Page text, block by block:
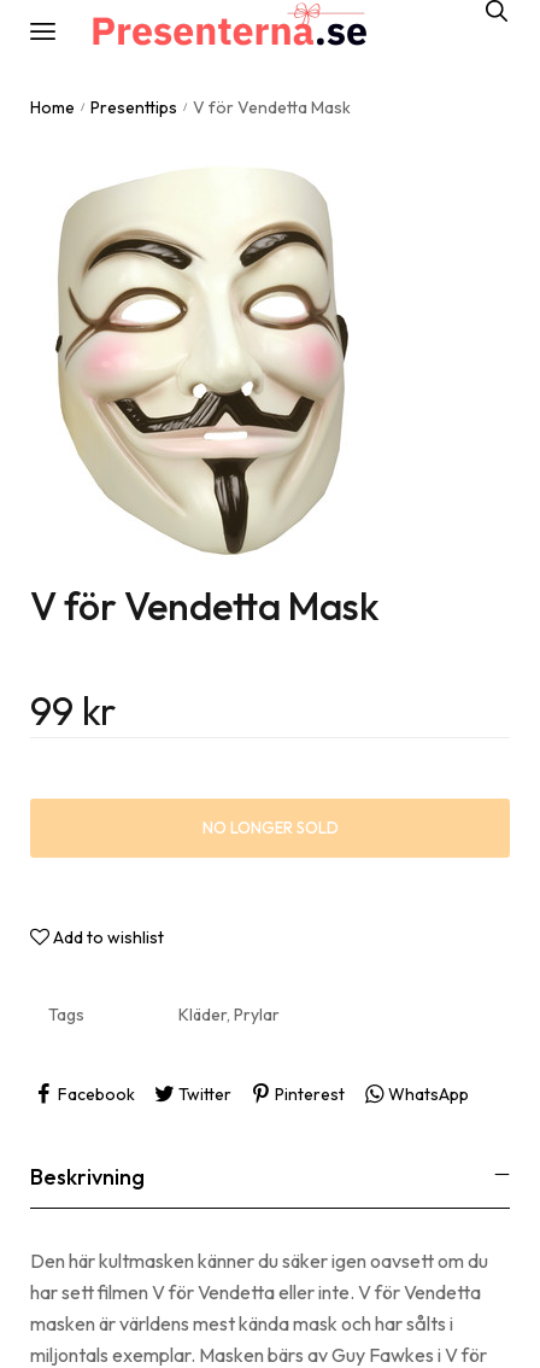
Home / Presenttips / V för Vendetta Mask
V för Vendetta Mask
99 kr
NO LONGER SOLD
Add to wishlist
Tags Kläder, Prylar
Facebook Twitter Pinterest WhatsApp
Beskrivning
Den här kultmasken känner du säker igen oavsett om du
har sett filmen V för Vendetta eller inte. V för Vendetta
masken är världens mest kända mask och har sålts i
miljontals exemplar. Masken bärs av Guy Fawkes i V för